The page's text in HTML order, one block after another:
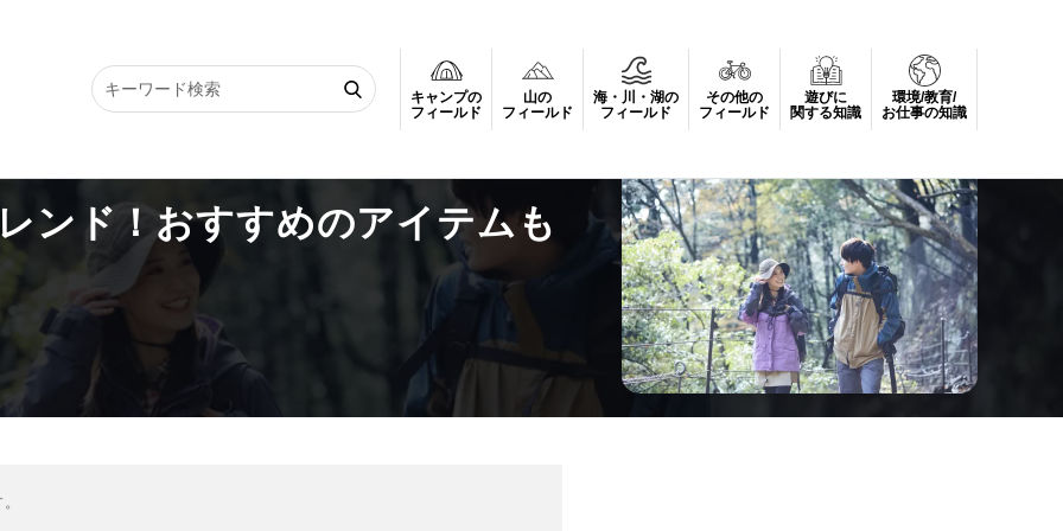
キャンプの
フィールド
山の
フィールド
海・川・湖の
フィールド
その他の
フィールド
遊びに
関する知識
環境/教育/
お仕事の知識
おすすめのアイテムも紹介
ンド！おすすめのアイテムも